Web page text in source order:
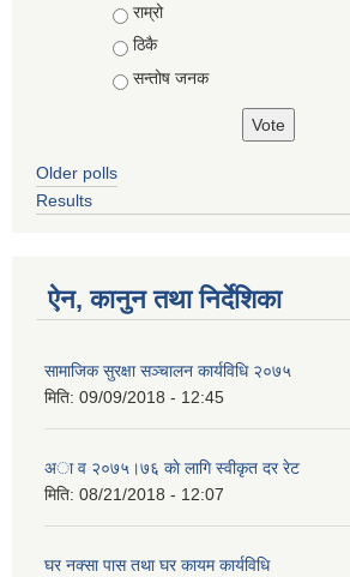
राम्रो
ठिकै
सन्तोष जनक
Older polls
Results
ऐन, कानुन तथा निर्देशिका
सामाजिक सुरक्षा सञ्चालन कार्यविधि २०७५
मिति: 09/09/2018 - 12:45
अा‍ व २०७५।७६ काे लागि स्वीकृत दर रेट
मिति: 08/21/2018 - 12:07
घर नक्सा पास तथा घर कायम कार्यविधि